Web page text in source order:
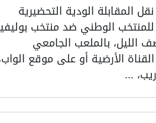
المقابلة الودية التحضيرية
كأس العالم 2026، للمنتخب الوطني ضد منتخب
الليل، بالملعب الجامعي
الأرضية أو على موقع
...